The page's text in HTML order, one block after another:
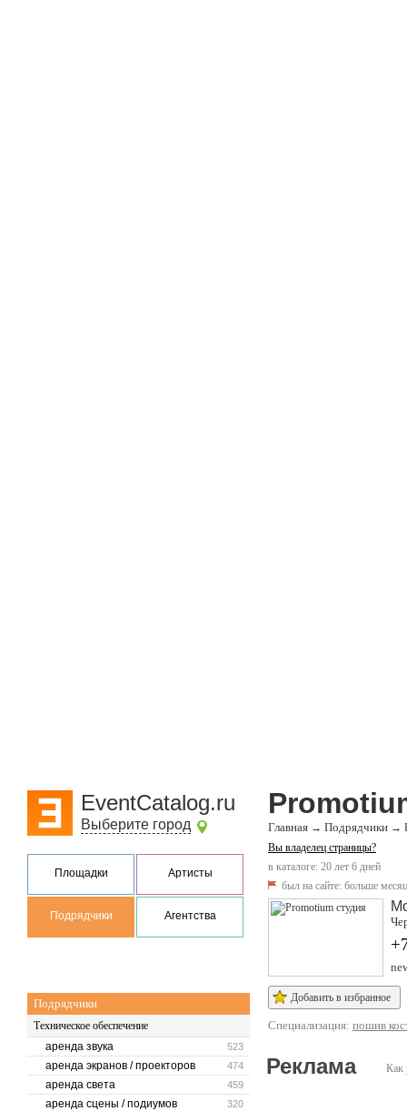
EventCatalog.ru
Выберите город
Площадки Артисты
Подрядчики Агентства
Подрядчики
Техническое обеспечение
523
аренда звука
474
аренда экранов / проекторов
459
аренда света
320
аренда сцены / подиумов
Главная → Подрядчики →
Вы владелец страницы?
в каталоге: 20 лет 6 дней
был на сайте: больше
Добавить в избранное
Специализация: пошив
Как
Реклама